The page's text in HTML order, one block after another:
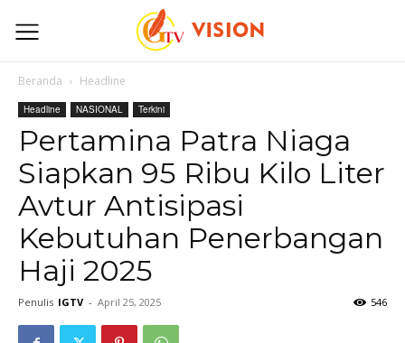
Beranda Headline
Headline NASIONAL Terkini
Pertamina Patra Niaga
Siapkan 95 Ribu Kilo Liter
Avtur Antisipasi
Kebutuhan Penerbangan
Haji 2025
Penulis IGTV - April 25, 2025 546